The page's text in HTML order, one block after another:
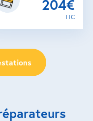
204€
TTC